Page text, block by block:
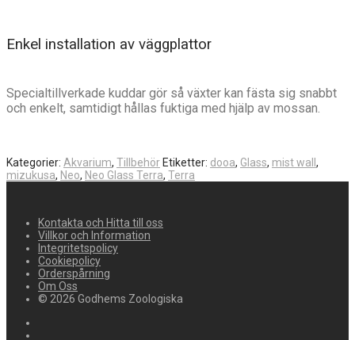
Enkel installation av väggplattor
Specialtillverkade kuddar gör så växter kan fästa sig snabbt
och enkelt, samtidigt hållas fuktiga med hjälp av mossan.
Kategorier: Akvarium, TillbehörEtiketter: dooa, Glass, mist wall,
mizukusa, Neo, Neo Glass Terra, Terra
Kontakta och Hitta till oss
Villkor och Information
Integritetspolicy
Cookiepolicy
Orderspårning
Om Oss
© 2026 Godhems Zoologiska